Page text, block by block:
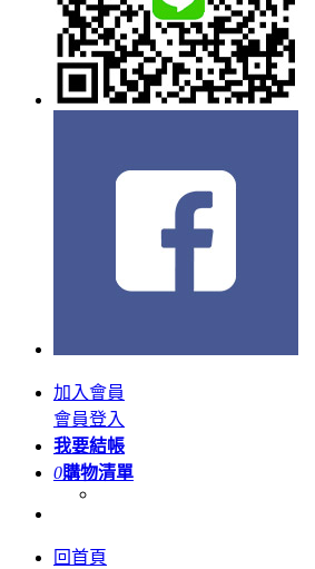
加入會員
會員登入
我要結帳
0購物清單
回首頁